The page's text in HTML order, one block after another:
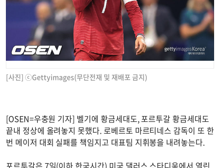
[사진] ⓒGettyimages(무단전재 및 재배포 금지)
[OSEN=우충원 기자] 벨기에 황금세대도, 포르투갈 황금세대도
끝내 정상에 올려놓지 못했다. 로베르토 마르티네스 감독이 또 한
번 메이저 대회 실패를 책임지고 대표팀 지휘봉을 내려놓는다.